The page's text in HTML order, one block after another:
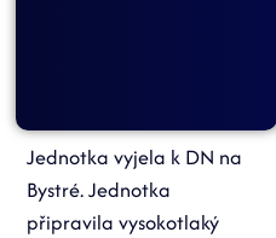
Jednotka vyjela k DN na
Bystré. Jednotka
připravila vysokotlaký